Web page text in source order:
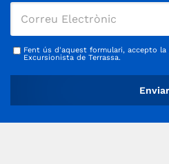
Fent ús d'aquest formulari, accepto la
Excursionista de Terrassa.